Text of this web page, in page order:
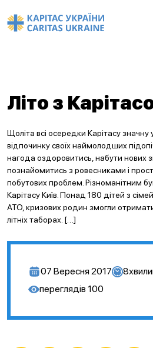
Літо з
Щоліта всі осередки Карітасу значну
відпочинку своїх наймолодших
нагода оздоровитись, набути нових
познайомитись з ровесниками і
побутових проблем. Різноманітним
Карітасу Київ. Понад 180 дітей з
АТО, кризових родин змогли
літніх таборах. […]
07 Вересня 2017 8
переглядів 100